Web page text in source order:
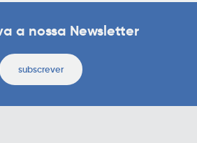
a nossa Newsletter
subscrever